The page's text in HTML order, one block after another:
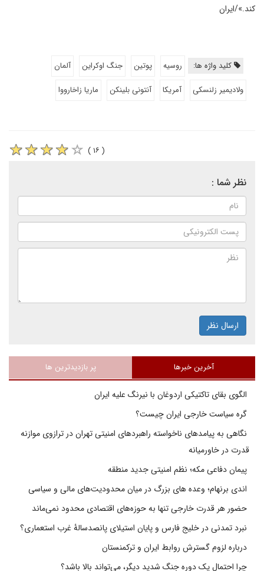
کند.»/ایران
کلید واژه ها: روسیه پوتین جنگ اوکراین
آلمان
ولادیمیر زلنسکی
آمریکا آنتونی بلینکن ماریا زاخارووا
( ۱۶ )
نظر شما :
ارسال نظر
آخرین خبرها پر بازدیدترین ها
الگوی بقای تاکتیکی اردوغان با نیرنگ علیه ایران
گره سیاست خارجی ایران چیست؟
نگاهی به پیامدهای ناخواسته راهبردهای امنیتی تهران در ترازوی موازنه
قدرت در خاورمیانه
پیمان دفاعی مکه؛ نظم امنیتی جدید منطقه
اندی برنهام؛ وعده های بزرگ در میان محدودیت‌های مالی و سیاسی
حضور هر قدرت خارجی تنها به حوزه‌های اقتصادی محدود نمی‌ماند
نبرد تمدنی در خلیج فارس و پایان استیلای پانصدسالۀ غرب استعماری؟
درباره لزوم گسترش روابط ایران و ترکمنستان
چرا احتمال یک دوره جنگ شدید دیگر، می‌تواند بالا باشد؟